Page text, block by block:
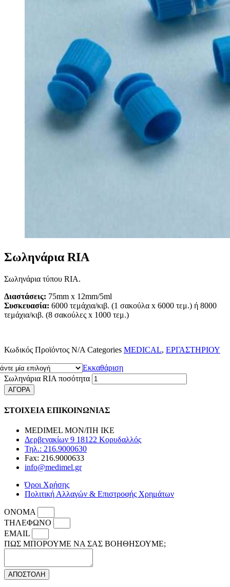
Σωληνάρια RIA
Σωληνάρια τύπου RIA.
Διαστάσεις: 75mm x 12mm/5ml
Συσκευασία: 6000 τεμάχια/κιβ. (1 σακούλα x 6000 τεμ.) ή 8000
τεμάχια/κιβ. (8 σακούλες x 1000 τεμ.)
Κωδικός Προϊόντος N/A Categories MEDICAL, ΕΡΓΑΣΤΗΡΙΟΥ
Εκκαθάριση
Σωληνάρια RIA ποσότητα
ΑΓΟΡΑ
ΣΤΟΙΧΕΙΑ ΕΠΙΚΟΙΝΩΝΙΑΣ
MEDIMEL ΜΟΝ/ΠΗ ΙΚΕ
Δερβενακίων 9 18122 Κορυδαλλός
Τηλ.: 216.9000630
Fax: 216.9000633
info@medimel.gr
Όροι Χρήσης
Πολιτική Αλλαγών & Επιστροφής Χρημάτων
ΟΝΟΜΑ
ΤΗΛΕΦΩΝΟ
EMAIL
ΠΩΣ ΜΠΟΡΟΥΜΕ ΝΑ ΣΑΣ ΒΟΗΘΗΣΟΥΜΕ;
ΑΠΟΣΤΟΛΗ